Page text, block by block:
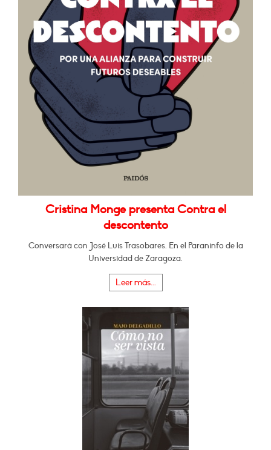
Cristina Monge presenta Contra el
descontento
Conversará con José Luis Trasobares. En el Paraninfo de la
Universidad de Zaragoza.
Leer más...